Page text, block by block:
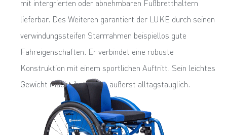
mit intergrierten oder abnehmbaren Fußbretthaltern
lieferbar. Des Weiteren garantiert der LUKE durch seinen
verwindungssteifen Starrrahmen beispiellos gute
Fahreigenschaften. Er verbindet eine robuste
Konstruktion mit einem sportlichen Auftritt. Sein leichtes
Gewicht macht ihn zudem äußerst alltags­tauglich.